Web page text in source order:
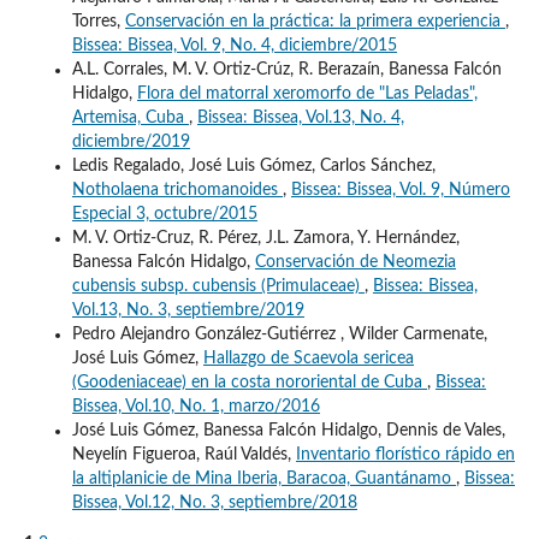
Torres, Conservación en la práctica: la primera experiencia ,
Bissea: Bissea, Vol. 9, No. 4, diciembre/2015
A.L. Corrales, M. V. Ortiz-Crúz, R. Berazaín, Banessa Falcón
Hidalgo, Flora del matorral xeromorfo de "Las Peladas",
Artemisa, Cuba , Bissea: Bissea, Vol.13, No. 4,
diciembre/2019
Ledis Regalado, José Luis Gómez, Carlos Sánchez,
Notholaena trichomanoides , Bissea: Bissea, Vol. 9, Número
Especial 3, octubre/2015
M. V. Ortiz-Cruz, R. Pérez, J.L. Zamora, Y. Hernández,
Banessa Falcón Hidalgo, Conservación de Neomezia
cubensis subsp. cubensis (Primulaceae) , Bissea: Bissea,
Vol.13, No. 3, septiembre/2019
Pedro Alejandro González-Gutiérrez , Wilder Carmenate,
José Luis Gómez, Hallazgo de Scaevola sericea
(Goodeniaceae) en la costa nororiental de Cuba , Bissea:
Bissea, Vol.10, No. 1, marzo/2016
José Luis Gómez, Banessa Falcón Hidalgo, Dennis de Vales,
Neyelín Figueroa, Raúl Valdés,
Inventario florístico rápido en
la altiplanicie de Mina Iberia, Baracoa, Guantánamo , Bissea:
Bissea, Vol.12, No. 3, septiembre/2018